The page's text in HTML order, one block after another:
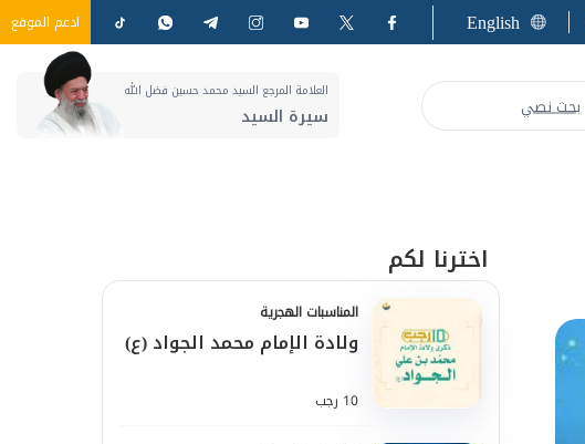
English ادعم الموقع
بحث نصي
العلامة المرجع السيد محمد حسين فضل الله
سيرة السيد
اخترنا لكم
المناسبات الهجرية
ولادة الإمام محمد الجواد (ع)
10 رجب